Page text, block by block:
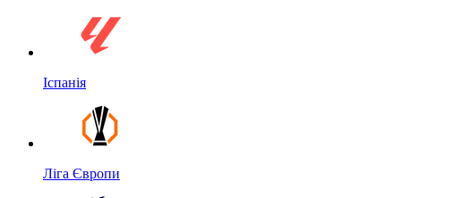
Іспанія
Ліга Європи